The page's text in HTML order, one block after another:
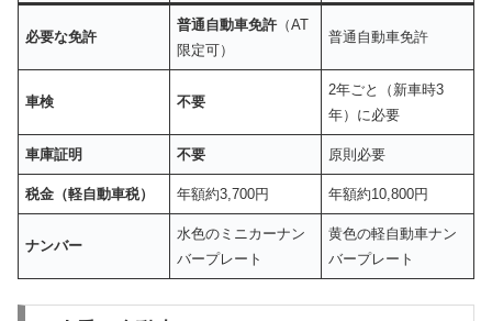
必要な免許
普通自動車免許（AT
限定可）
普通自動車免許
車検 不要
2年ごと（新車時3
年）に必要
車庫証明 不要 原則必要
税金（軽自動車税） 年額約3,700円 年額約10,800円
ナンバー
水色のミニカーナン
バープレート
黄色の軽自動車ナン
バープレート